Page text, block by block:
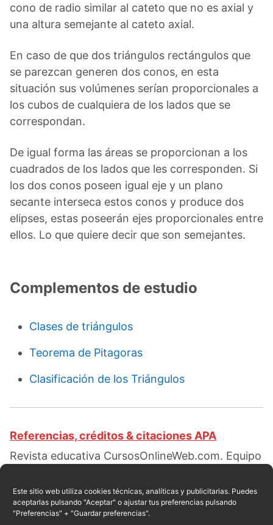
Este sitio web utiliza cookies técnicas, analíticas y publicitarias. Puedes
aceptarlas pulsando "Aceptar" o ajustar tus preferencias pulsando
"Preferencias" + "Guardar preferencias".
cono de radio similar al cateto que no es axial y
una altura semejante al cateto axial.
En caso de que dos triángulos rectángulos que
se parezcan generen dos conos, en esta
situación sus volúmenes serían proporcionales a
los cubos de cualquiera de los lados que se
correspondan.
De igual forma las áreas se proporcionan a los
cuadrados de los lados que les corresponden. Si
los dos conos poseen igual eje y un plano
secante interseca estos conos y produce dos
elipses, estas poseerán ejes proporcionales entre
ellos. Lo que quiere decir que son semejantes.
Complementos de estudio
Clases de triángulos
Teorema de Pitagoras
Clasificación de los Triángulos
Referencias, créditos & citaciones APA
Revista educativa CursosOnlineWeb.com. Equipo
triángulo rectángulo. Escrito por:Red educativa.
Obtenido en fecha 08, 2026, desde el sitio web:
https://cursosonlineweb.com/area-de-un-